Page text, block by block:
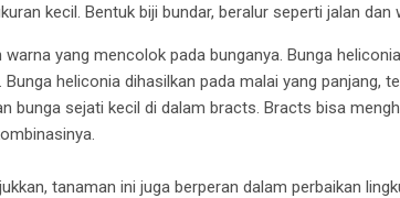
kecil. Bentuk biji bundar, beralur seperti jalan dan
yang mencolok pada bunganya. Bunga
heliconia dihasilkan pada malai yang panjang,
bunga sejati kecil di dalam bracts. Bracts bisa
tanaman ini juga berperan dalam perbaikan